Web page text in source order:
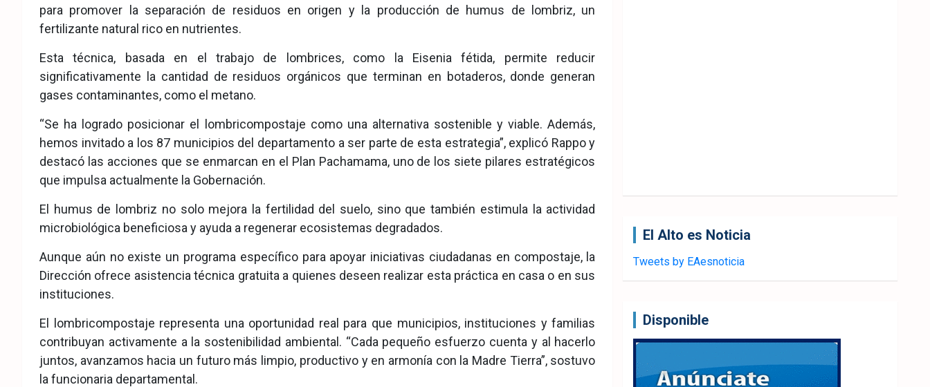
para promover la separación de residuos en origen y la producción de humus de lombriz, un
fertilizante natural rico en nutrientes.
Esta técnica, basada en el trabajo de lombrices, como la Eisenia fétida, permite reducir
significativamente la cantidad de residuos orgánicos que terminan en botaderos, donde generan
gases contaminantes, como el metano.
“Se ha logrado posicionar el lombricompostaje como una alternativa sostenible y viable. Además,
hemos invitado a los 87 municipios del departamento a ser parte de esta estrategia”, explicó Rappo y
destacó las acciones que se enmarcan en el Plan Pachamama, uno de los siete pilares estratégicos
que impulsa actualmente la Gobernación.
El humus de lombriz no solo mejora la fertilidad del suelo, sino que también estimula la actividad
microbiológica beneficiosa y ayuda a regenerar ecosistemas degradados.
Aunque aún no existe un programa específico para apoyar iniciativas ciudadanas en compostaje, la
Dirección ofrece asistencia técnica gratuita a quienes deseen realizar esta práctica en casa o en sus
instituciones.
El lombricompostaje representa una oportunidad real para que municipios, instituciones y familias
contribuyan activamente a la sostenibilidad ambiental. “Cada pequeño esfuerzo cuenta y al hacerlo
juntos, avanzamos hacia un futuro más limpio, productivo y en armonía con la Madre Tierra”, sostuvo
la funcionaria departamental.
El Alto es Noticia
Tweets by EAesnoticia
Disponible